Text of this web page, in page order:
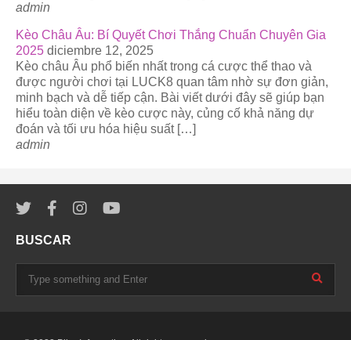
admin
Kèo Châu Âu: Bí Quyết Chơi Thắng Chuẩn Chuyên Gia
2025 diciembre 12, 2025
Kèo châu Âu phổ biến nhất trong cá cược thể thao và
được người chơi tại LUCK8 quan tâm nhờ sự đơn giản,
minh bạch và dễ tiếp cận. Bài viết dưới đây sẽ giúp bạn
hiểu toàn diện về kèo cược này, củng cố khả năng dự
đoán và tối ưu hóa hiệu suất […]
admin
BUSCAR